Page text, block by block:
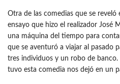
Otra de las comedias que se reveló
ensayo que hizo el realizador José
una máquina del tiempo para
que se aventuró a viajar al pasado
tres individuos y un robo de
tuvo esta comedia nos dejó en un